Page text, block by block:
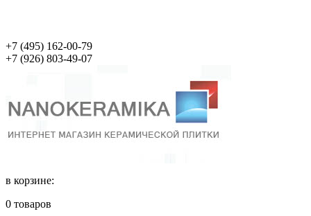
+7 (495) 162-00-79
+7 (926) 803-49-07
в корзине:
0 товаров